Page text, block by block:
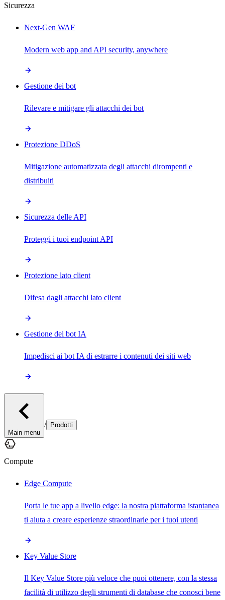
Sicurezza
Next-Gen WAF
Modern web app and API security, anywhere
Gestione dei bot
Rilevare e mitigare gli attacchi dei bot
Protezione DDoS
Mitigazione automatizzata degli attacchi dirompenti e
distribuiti
Sicurezza delle API
Proteggi i tuoi endpoint API
Protezione lato client
Difesa dagli attacchi lato client
Gestione dei bot IA
Impedisci ai bot IA di estrarre i contenuti dei siti web
Main menu
/ Prodotti
Compute
Edge Compute
Porta le tue app a livello edge: la nostra piattaforma istantanea
ti aiuta a creare esperienze straordinarie per i tuoi utenti
Key Value Store
Il Key Value Store più veloce che puoi ottenere, con la stessa
facilità di utilizzo degli strumenti di database che conosci bene